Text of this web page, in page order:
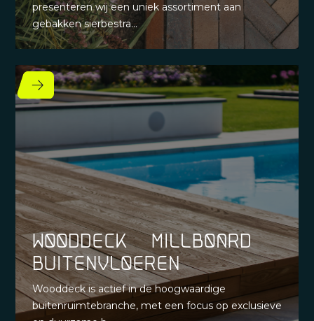
presenteren wij een uniek assortiment aan
gebakken sierbestra...
Wooddeck- Millboard
Buitenvloeren
Wooddeck is actief in de hoogwaardige
buitenruimtebranche, met een focus op exclusieve